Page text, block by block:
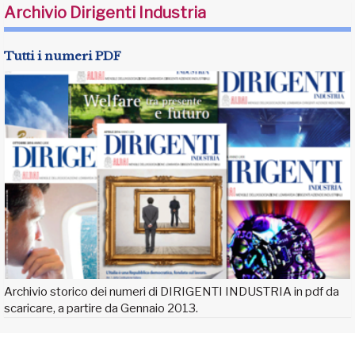
Archivio Dirigenti Industria
Tutti i numeri PDF
Archivio storico dei numeri di DIRIGENTI INDUSTRIA in pdf da
scaricare, a partire da Gennaio 2013.